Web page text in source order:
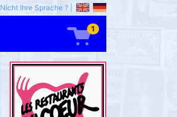
Nicht Ihre Sprache ?
1